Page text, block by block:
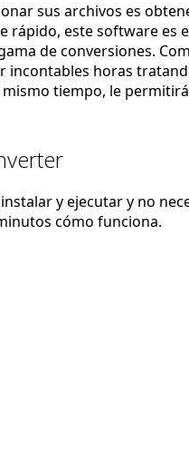
sus archivos es
rápido, este software es
de conversiones.
incontables horas
tiempo, le
y ejecutar y no
cómo funciona.